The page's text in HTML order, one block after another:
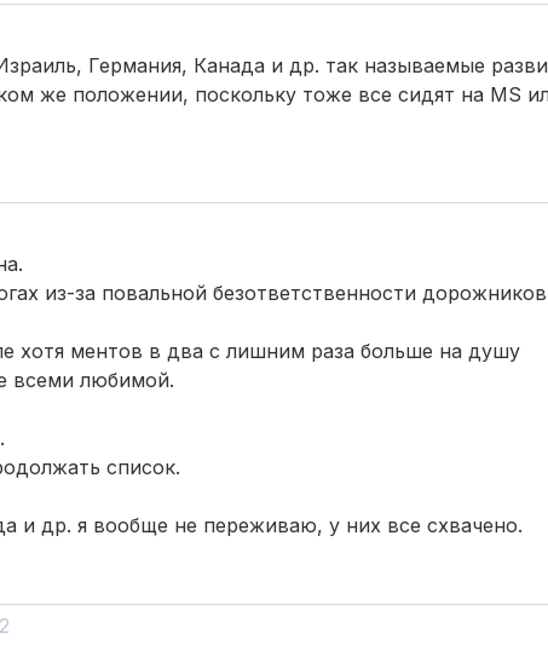
Германия, Канада и др. так называемые
же положении, поскольку тоже все сидят на MS
из-за повальной безответственности
хотя ментов в два с лишним раза больше на душу
всеми любимой.
список.
и др. я вообще не переживаю, у них все схвачено.